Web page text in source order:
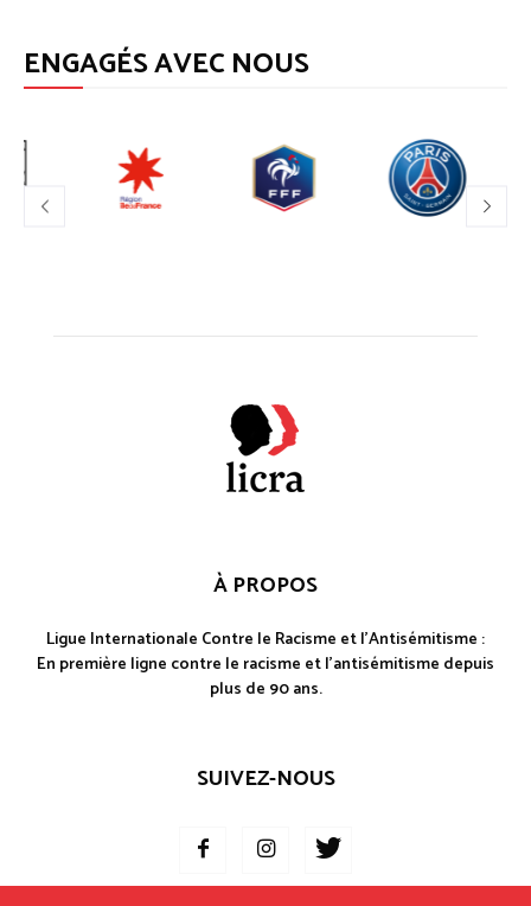
ENGAGÉS AVEC NOUS
À PROPOS
Ligue Internationale Contre le Racisme et l'Antisémitisme :
En première ligne contre le racisme et l'antisémitisme depuis
plus de 90 ans.
SUIVEZ-NOUS